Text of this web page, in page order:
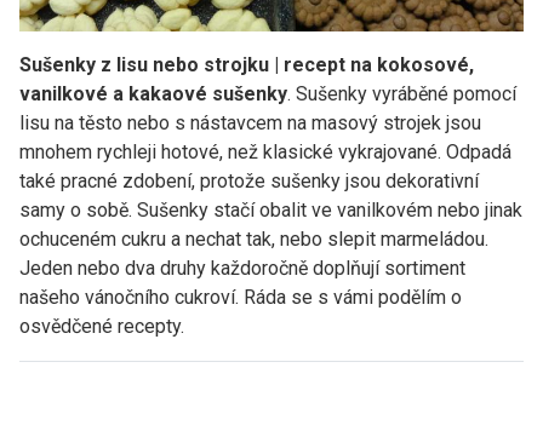
Sušenky z lisu nebo strojku | recept na kokosové,
vanilkové a kakaové sušenky. Sušenky vyráběné pomocí
lisu na těsto nebo s nástavcem na masový strojek jsou
mnohem rychleji hotové, než klasické vykrajované. Odpadá
také pracné zdobení, protože sušenky jsou dekorativní
samy o sobě. Sušenky stačí obalit ve vanilkovém nebo jinak
ochuceném cukru a nechat tak, nebo slepit marmeládou.
Jeden nebo dva druhy každoročně doplňují sortiment
našeho vánočního cukroví. Ráda se s vámi podělím o
osvědčené recepty.